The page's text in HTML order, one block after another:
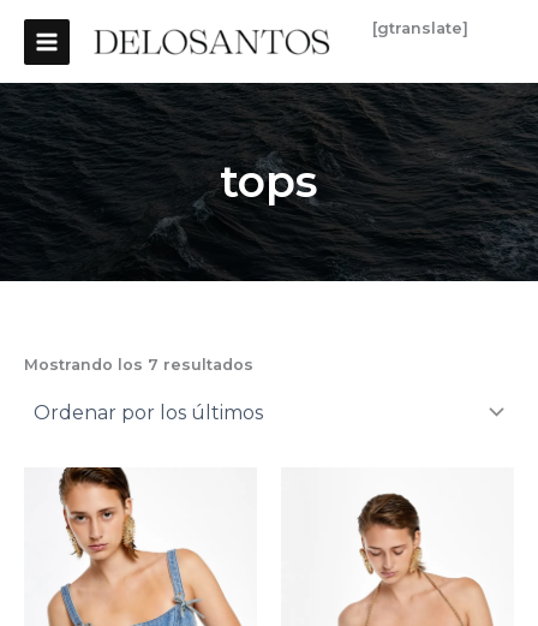
contenido
MAIN
MENU
[gtranslate]
tops
Mostrando los 7 resultados
los
últimos
El
precio
original
era:
S/ 420.00.